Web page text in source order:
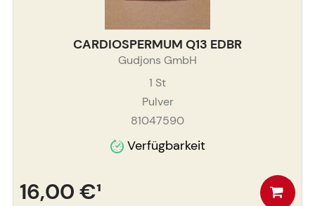
CARDIOSPERMUM Q13 EDBR
Gudjons GmbH
1 St
Pulver
81047590
Verfügbarkeit
16,00 €¹